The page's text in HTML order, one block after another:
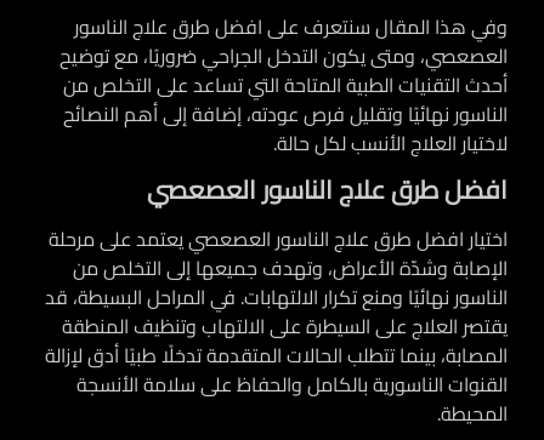
وفي هذا المقال سنتعرف على افضل طرق علاج الناسور
العصعصي، ومتى يكون التدخل الجراحي ضروريًا، مع توضيح
أحدث التقنيات الطبية المتاحة التي تساعد على التخلص من
الناسور نهائيًا وتقليل فرص عودته، إضافة إلى أهم النصائح
لاختيار العلاج الأنسب لكل حالة.
افضل طرق علاج الناسور العصعصي
اختيار افضل طرق علاج الناسور العصعصي يعتمد على مرحلة
الإصابة وشدّة الأعراض، وتهدف جميعها إلى التخلص من
الناسور نهائيًا ومنع تكرار الالتهابات. في المراحل البسيطة، قد
يقتصر العلاج على السيطرة على الالتهاب وتنظيف المنطقة
المصابة، بينما تتطلب الحالات المتقدمة تدخلًا طبيًا أدق لإزالة
القنوات الناسورية بالكامل والحفاظ على سلامة الأنسجة
المحيطة.